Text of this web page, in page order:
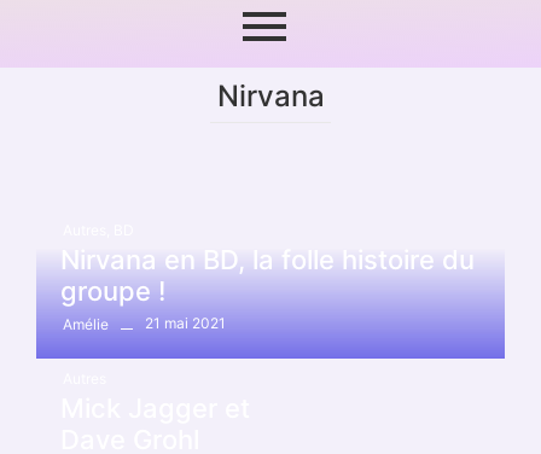
Nirvana
Nirvana en BD, la folle histoire du
groupe !
Amélie 21 mai 2021